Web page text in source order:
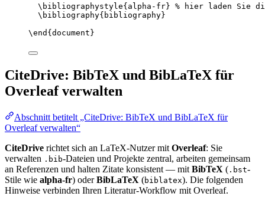
\bibliographystyle{alpha-fr} % hier laden Sie
\bibliography{bibliography}
\end { document }
CiteDrive: BibTeX und BibLaTeX für
Overleaf verwalten
Abschnitt betitelt „CiteDrive: BibTeX und BibLaTeX für
Overleaf verwalten“
CiteDrive richtet sich an LaTeX-Nutzer mit Overleaf: Sie
verwalten .bib-Dateien und Projekte zentral, arbeiten gemeinsam
an Referenzen und halten Zitate konsistent — mit BibTeX ( .bst-
Stile wie alpha-fr) oderBibLaTeX (biblatex). Die folgenden
Hinweise verbinden Ihren Literatur-Workflow mit Overleaf.